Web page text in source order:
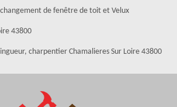
de fenêtre de toit et Velux
43800
charpentier Chamalieres Sur Loire 43800